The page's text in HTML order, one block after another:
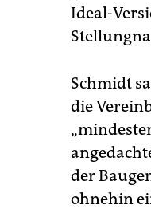
Ideal-
Schmidt
die
der
ohnehin